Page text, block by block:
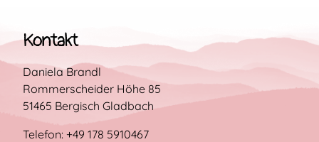
Kontakt
Daniela Brandl
Rommerscheider Höhe 85
51465 Bergisch Gladbach
Telefon: +49 178 5910467